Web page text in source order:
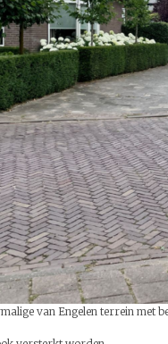
van Engelen terrein met